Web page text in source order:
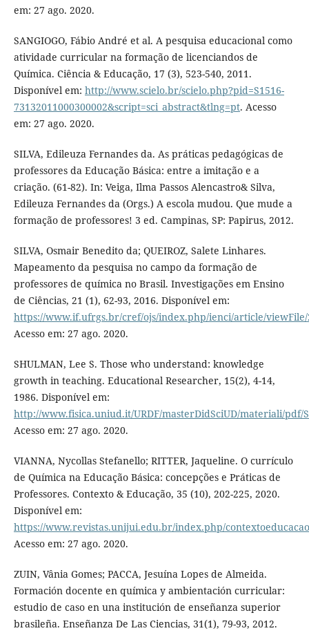
em: 27 ago. 2020.
SANGIOGO, Fábio André et al. A pesquisa educacional como
atividade curricular na formação de licenciandos de
Química. Ciência & Educação, 17 (3), 523-540, 2011.
Disponível em: http://www.scielo.br/scielo.php?pid=S1516-
73132011000300002&script=sci_abstract&tlng=pt. Acesso
em: 27 ago. 2020.
SILVA, Edileuza Fernandes da. As práticas pedagógicas de
professores da Educação Básica: entre a imitação e a
criação. (61-82). In: Veiga, Ilma Passos Alencastro& Silva,
Edileuza Fernandes da (Orgs.) A escola mudou. Que mude a
formação de professores! 3 ed. Campinas, SP: Papirus, 2012.
SILVA, Osmair Benedito da; QUEIROZ, Salete Linhares.
Mapeamento da pesquisa no campo da formação de
professores de química no Brasil. Investigações em Ensino
de Ciências, 21 (1), 62-93, 2016. Disponível em:
https://www.if.ufrgs.br/cref/ojs/index.php/ienci/article/viewFile/
Acesso em: 27 ago. 2020.
SHULMAN, Lee S. Those who understand: knowledge
growth in teaching. Educational Researcher, 15(2), 4-14,
1986. Disponível em:
http://www.fisica.uniud.it/URDF/masterDidSciUD/materiali/pdf/
Acesso em: 27 ago. 2020.
VIANNA, Nycollas Stefanello; RITTER, Jaqueline. O currículo
de Química na Educação Básica: concepções e Práticas de
Professores. Contexto & Educação, 35 (10), 202-225, 2020.
Disponível em:
https://www.revistas.unijui.edu.br/index.php/
Acesso em: 27 ago. 2020.
ZUIN, Vânia Gomes; PACCA, Jesuína Lopes de Almeida.
Formación docente en química y ambientación curricular:
estudio de caso en una institución de enseñanza superior
brasileña. Enseñanza De Las Ciencias, 31(1), 79-93, 2012.